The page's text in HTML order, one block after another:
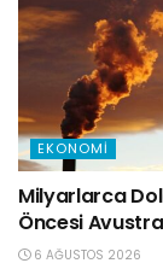
EKONOMI
Milyarlarca
Öncesi
6 AĞUSTOS 2026